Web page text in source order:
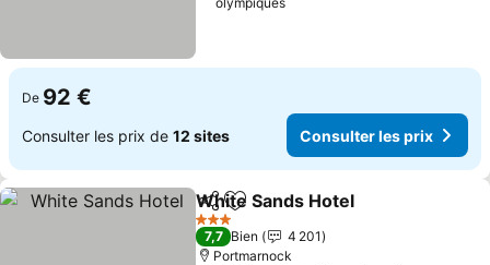
De 92 €
Consulter les prix de 12 sites Consulter les prix
PartagerAjouter à mes favoris
White Sands Hotel
3 Étoiles
7,7 Bien
4 201
Portmarnock